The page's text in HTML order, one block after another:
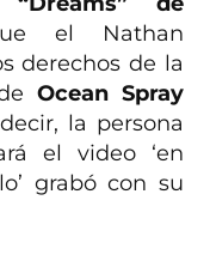
el Nathan
derechos de la
Ocean Spray
la persona
el video ‘en
grabó con su